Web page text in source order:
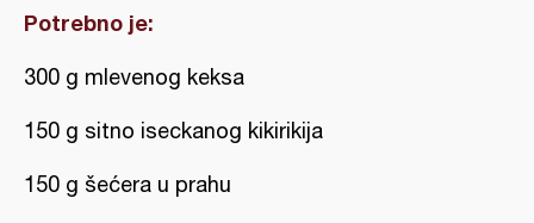
Potrebno je:
300 g mlevenog keksa
150 g sitno iseckanog kikirikija
150 g šećera u prahu